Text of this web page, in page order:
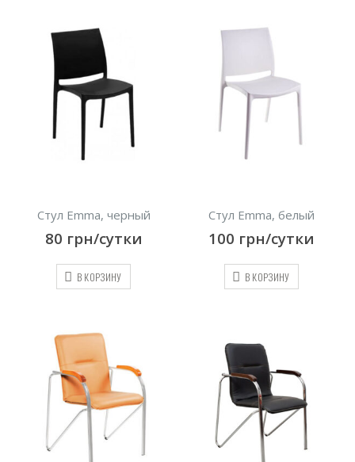
Стул Emma, черный
80 грн/сутки
В КОРЗИНУ
Стул Emma, белый
100 грн/сутки
В КОРЗИНУ